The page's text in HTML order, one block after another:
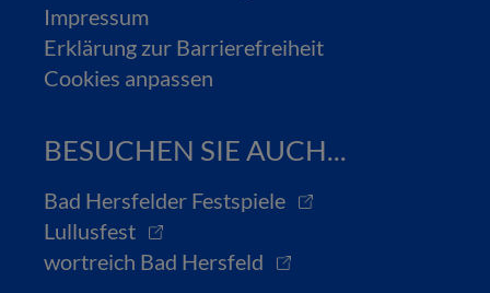
Impressum
Erklärung zur Barrierefreiheit
Cookies anpassen
BESUCHEN SIE AUCH...
Bad Hersfelder Festspiele
Lullusfest
wortreich Bad Hersfeld